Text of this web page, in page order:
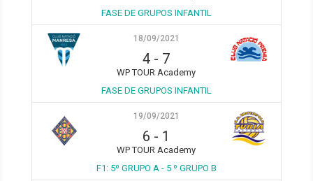
FASE DE GRUPOS INFANTIL
18/09/2021
4 - 7
WP TOUR Academy
FASE DE GRUPOS INFANTIL
19/09/2021
6 - 1
WP TOUR Academy
F1: 5º GRUPO A - 5 º GRUPO B